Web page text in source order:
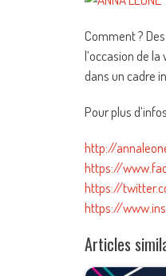
Comment ?
l’occasion de
dans un cadre
Pour plus
http://
https://
https://
https://
Articles